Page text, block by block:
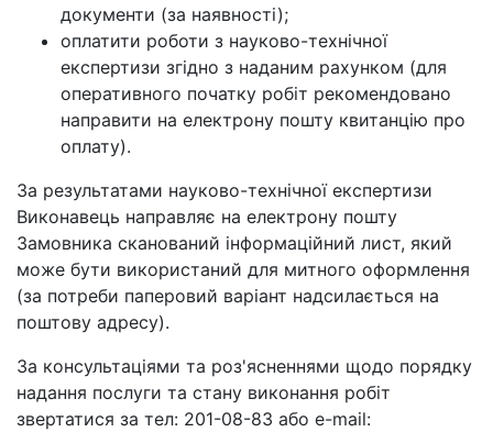
документи (за наявності);
оплатити роботи з науково-технічної
експертизи згідно з наданим рахунком (для
оперативного початку робіт рекомендовано
направити на електрону пошту квитанцію про
оплату).
За результатами науково-технічної експертизи
Виконавець направляє на електрону пошту
Замовника сканований інформаційний лист, який
може бути використаний для митного оформлення
(за потреби паперовий варіант надсилається на
поштову адресу).
За консультаціями та роз'ясненнями щодо порядку
надання послуги та стану виконання робіт
звертатися за тел: 201-08-83 або e-mail: